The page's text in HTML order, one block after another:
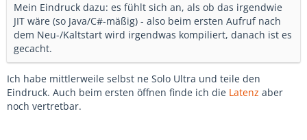
Mein Eindruck dazu: es fühlt sich an, als ob das irgendwie
JIT wäre (so Java/C#-mäßig) - also beim ersten Aufruf nach
dem Neu-/Kaltstart wird irgendwas kompiliert, danach ist es
gecacht.
Ich habe mittlerweile selbst ne Solo Ultra und teile den
Eindruck. Auch beim ersten öffnen finde ich die Latenz aber
noch vertretbar.